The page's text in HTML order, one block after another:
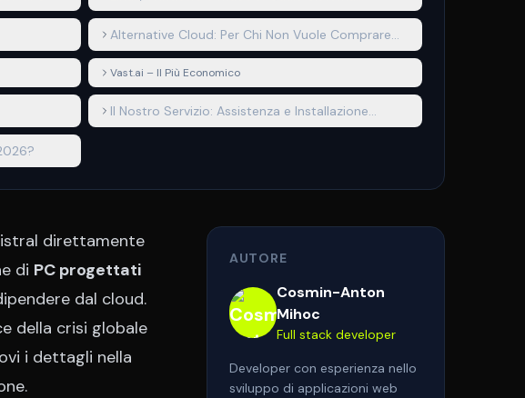
Operativo per AI
Alternative Cloud: Per Chi Non Vuole Comprare
Hardware
Vast.ai – Il Più Economico
Il Nostro Servizio: Assistenza e Installazione
Hardware AI
direttamente
di PC progettati
dal cloud.
della crisi globale
i dettagli nella
AUTORE
Cosmin-Anton
Mihoc
Full stack developer
Developer con esperienza nello
sviluppo di applicazioni web